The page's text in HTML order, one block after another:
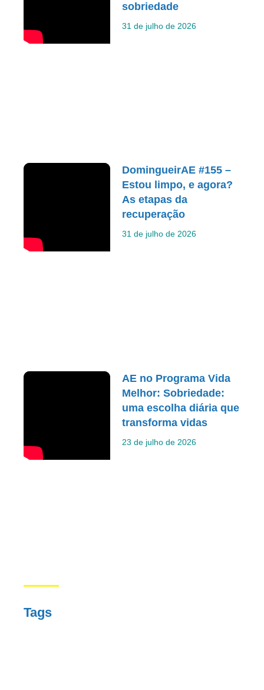
sobriedade
31 de julho de 2026
DomingueirAE #155 –
Estou limpo, e agora?
As etapas da
recuperação
31 de julho de 2026
AE no Programa Vida
Melhor: Sobriedade:
uma escolha diária que
transforma vidas
23 de julho de 2026
Tags